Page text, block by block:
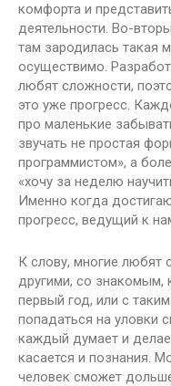
комфорта и
деятельности. Во-
там зародилась такая
осуществимо.
любят сложности,
это уже прогресс.
про маленькие
звучать не простая
программистом», а
«хочу за неделю
Именно когда
прогресс, ведущий к
К слову, многие любят
другими, со знакомым,
первый год, или с
попадаться на уловки
каждый думает и
касается и познания.
человек сможет